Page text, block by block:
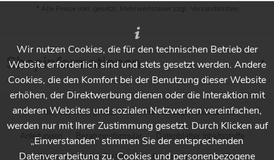
* Alle Preise inkl. gesetzl. Mehrwertsteuer zzgl. Versandkosten
Shopinformationen
* Alle Preise inkl. gesetzl. Mehrwertsteuer zzgl.Versandkosten
Anleitungen Beratungsformular
Datenblätter Inhaltsstoffe
Händlersuche - Finden Sie Ihren Händler vor Ort
Holzpflege
Wir nutzen Cookies, die für den technischen Betrieb der
Website erforderlich sind und stets gesetzt werden. Andere
Cookies, die den Komfort bei der Benutzung dieser Website
erhöhen, der Direktwerbung dienen oder die Interaktion mit
anderen Websites und sozialen Netzwerken vereinfachen,
werden nur mit Ihrer Zustimmung gesetzt. Durch Klicken auf
„Einverstanden“ stimmen Sie der entsprechenden
Datenverarbeitung zu. Cookies und personenbezogene